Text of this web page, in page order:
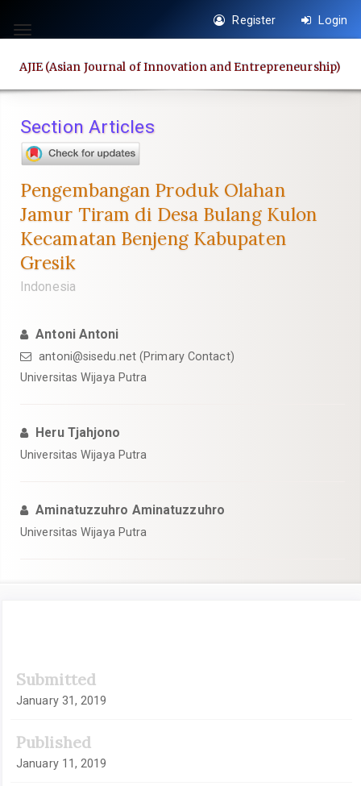
jump
page
content
Navigation
Main
Sidebar
Toggle
Register Login
AJIE (Asian Journal of Innovation and Entrepreneurship)
Section Articles
Pengembangan Produk Olahan
Jamur Tiram di Desa Bulang Kulon
Kecamatan Benjeng Kabupaten
Gresik
Indonesia
Antoni Antoni
antoni@sisedu.net(Primary Contact)
Universitas Wijaya Putra
Heru Tjahjono
Universitas Wijaya Putra
Aminatuzzuhro Aminatuzzuhro
Universitas Wijaya Putra
Sidebar
Submitted
January 31, 2019
Published
January 11, 2019